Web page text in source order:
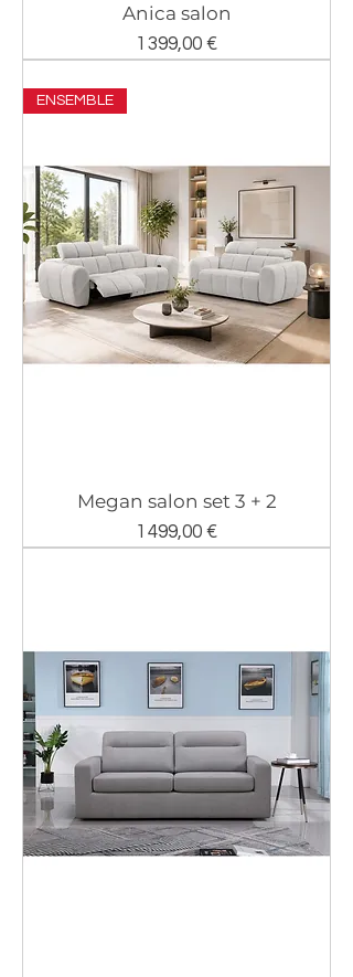
Anica salon
Prix
1 399,00 €
ENSEMBLE
Megan salon set 3 + 2
Prix
1 499,00 €